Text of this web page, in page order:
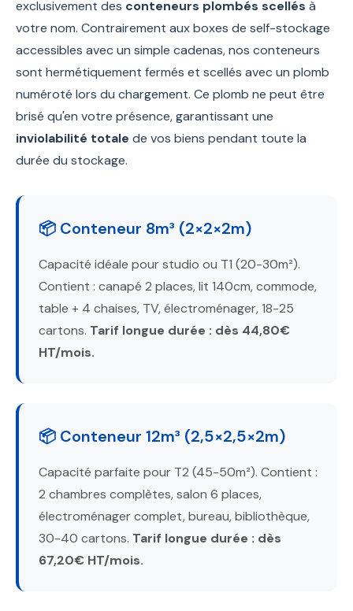
exclusivement des conteneurs plombés scellés à
votre nom. Contrairement aux boxes de self-stockage
accessibles avec un simple cadenas, nos conteneurs
sont hermétiquement fermés et scellés avec un plomb
numéroté lors du chargement. Ce plomb ne peut être
brisé qu'en votre présence, garantissant une
inviolabilité totale de vos biens pendant toute la
durée du stockage.
📦 Conteneur 8m³ (2×2×2m)
Capacité idéale pour studio ou T1 (20-30m²).
Contient : canapé 2 places, lit 140cm, commode,
table + 4 chaises, TV, électroménager, 18-25
cartons. Tarif longue durée : dès 44,80€
HT/mois.
📦 Conteneur 12m³ (2,5×2,5×2m)
Capacité parfaite pour T2 (45-50m²). Contient :
2 chambres complètes, salon 6 places,
électroménager complet, bureau, bibliothèque,
30-40 cartons. Tarif longue durée : dès
67,20€ HT/mois.